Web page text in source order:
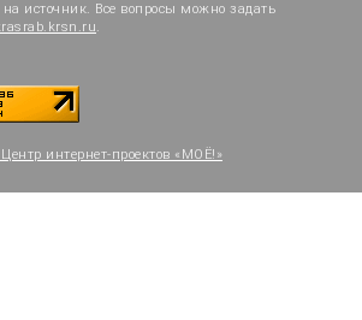
источник. Все вопросы можно задать
.
Центр интернет-проектов «МОЁ!»